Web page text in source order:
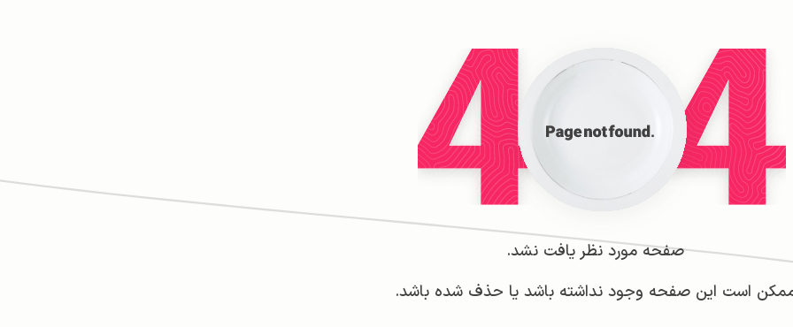
صفحه مورد نظر یافت نشد.
است این صفحه وجود نداشته باشد یا حذف شده باشد.